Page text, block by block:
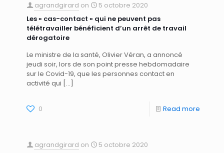
agrandgirard on
5 octobre 2020
Les « cas-contact » qui ne peuvent pas
télétravailler bénéficient d’un arrêt de travail
dérogatoire
Le ministre de la santé, Olivier Véran, a annoncé
jeudi soir, lors de son point presse hebdomadaire
sur le Covid-19, que les personnes contact en
activité qui […]
0 Read more
agrandgirard on
5 octobre 2020